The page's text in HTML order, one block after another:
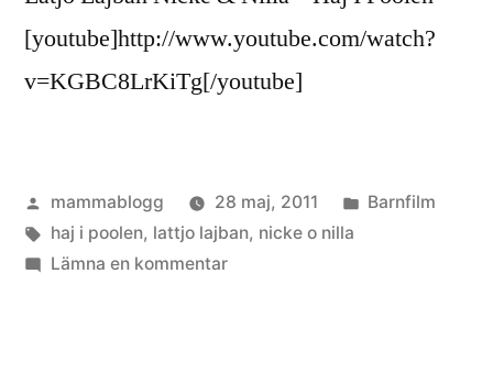
[youtube]http://www.youtube.com/watch?
v=KGBC8LrKiTg[/youtube]
Publicerat
av
mammablogg 28 maj, 2011
Publicerat
Barnfilm
Etiketter:
haj i poolen, lattjo lajban, nicke o nilla
Lämna en kommentartill